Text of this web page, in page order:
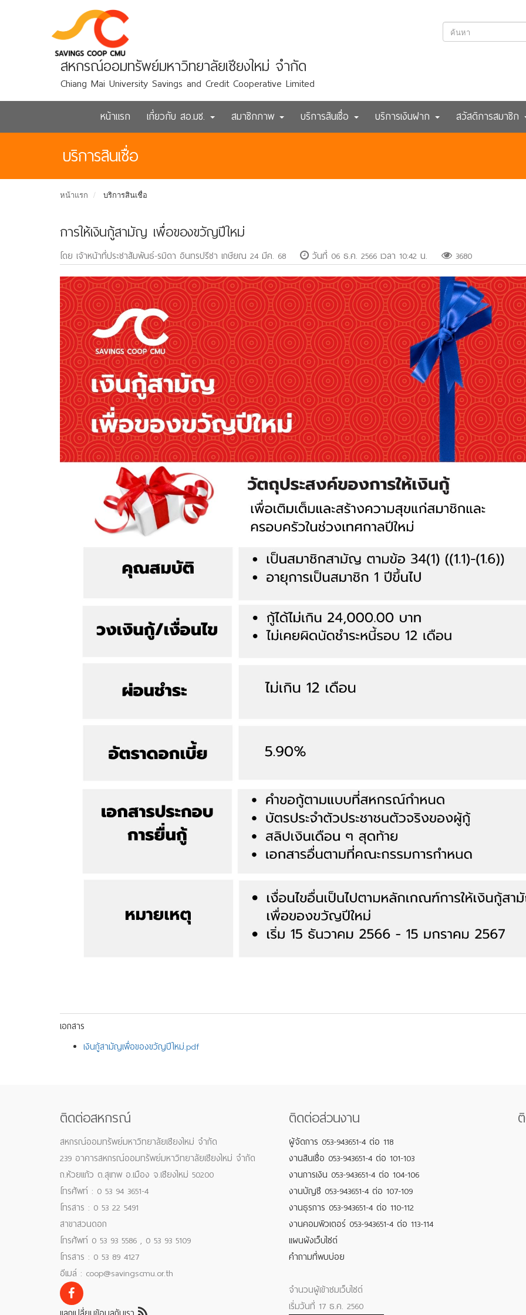
สหกรณ์ออมทรัพย์มหาวิทยาลัยเชียงใหม่ จำกัด
Chiang Mai University Savings and Credit Cooperative Limited
หน้าแรก
เกี่ยวกับ สอ.มช. สมาชิกภาพ บริการสินเชื่อ บริการเงินฝาก สวัสดิการสมาชิก
บริการสินเชื่อ
หน้าแรก บริการสินเชื่อ
การให้เงินกู้สามัญ เพื่อของขวัญปีใหม่
โดย เจ้าหน้าที่ประชาสัมพันธ์-รมิดา อินทรปรีชา เกษียณ 24 มีค. 68 วันที่ 06 ธ.ค. 2566 เวลา 10:42 น. 3680
เอกสาร
เงินกู้สามัญเพื่อของขวัญปีใหม่.pdf
ติดต่อสหกรณ์
สหกรณ์ออมทรัพย์มหาวิทยาลัยเชียงใหม่ จำกัด
239 อาคารสหกรณ์ออมทรัพย์มหาวิทยาลัยเชียงใหม่ จำกัด
ถ.ห้วยแก้ว ต.สุเทพ อ.เมือง จ.เชียงใหม่ 50200
โทรศัพท์ : 0 53 94 3651-4
โทรสาร : 0 53 22 5491
สาขาสวนดอก
โทรศัพท์ 0 53 93 5586 , 0 53 93 5109
โทรสาร : 0 53 89 4127
อีเมล์ : coop@savingscmu.or.th
ติดต่อส่วนงาน
ผู้จัดการ 053-943651-4 ต่อ 118
งานสินเชื่อ 053-943651-4 ต่อ 101-103
งานการเงิน 053-943651-4 ต่อ 104-106
งานบัญชี 053-943651-4 ต่อ 107-109
งานธุรการ 053-943651-4 ต่อ 110-112
งานคอมพิวเตอร์ 053-943651-4 ต่อ 113-114
แผนผังเว็บไซต์
คำถามที่พบบ่อย
จำนวนผู้เข้าชมเว็บไซต์
เริ่มวันที่ 17 ธ.ค. 2560